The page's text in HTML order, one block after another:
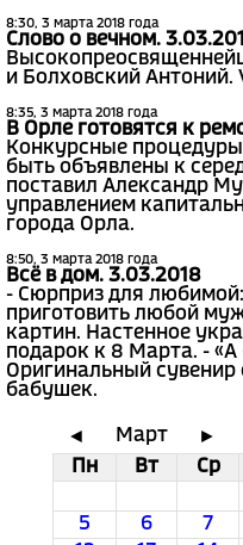
8:30, 3 марта 2018 года
Слово о вечном.
и Болховский Антоний.
8:35, 3 марта 2018 года
В Орле готовятся к
Конкурсные
быть объявлены к
поставил Александр
управлением
города Орла.
8:50, 3 марта 2018 года
Всё в дом. 3.03.2018
- Сюрприз для
приготовить любой
картин. Настенное
подарок к 8 Марта. -
Оригинальный
бабушек.
◄ Март ►
Пн
Вт Ср
5
6 7